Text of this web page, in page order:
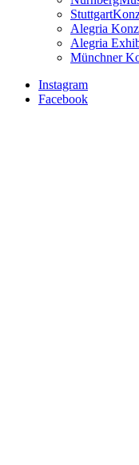
Alegria
Alegria
Münchner
Instagram
Facebook